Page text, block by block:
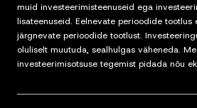
muid investeerimisteenuseid ega
lisateenuseid. Eelnevate perioodide tootlus
järgnevate perioodide tootlust.
oluliselt muutuda, sealhulgas väheneda.
investeerimisotsuse tegemist pidada nõu